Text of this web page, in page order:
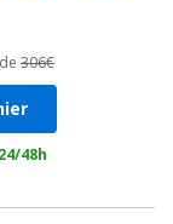
306€
48h